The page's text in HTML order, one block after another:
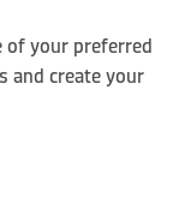
of your preferred
and create your